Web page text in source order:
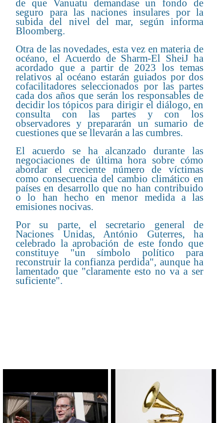
de que Vanuatu demandase un fondo de
seguro para las naciones insulares por la
subida del nivel del mar, según informa
Bloomberg.
Otra de las novedades, esta vez en materia de
océano, el Acuerdo de Sharm-El SheiJ ha
acordado que a partir de 2023 los temas
relativos al océano estarán guiados por dos
cofacilitadores seleccionados por las partes
cada dos años que serán los responsables de
decidir los tópicos para dirigir el diálogo, en
consulta con las partes y con los
observadores y prepararán un sumario de
cuestiones que se llevarán a las cumbres.
El acuerdo se ha alcanzado durante las
negociaciones de última hora sobre cómo
abordar el creciente número de víctimas
como consecuencia del cambio climático en
países en desarrollo que no han contribuido
o lo han hecho en menor medida a las
emisiones nocivas.
Por su parte, el secretario general de
Naciones Unidas, António Guterres, ha
celebrado la aprobación de este fondo que
constituye "un símbolo político para
reconstruir la confianza perdida", aunque ha
lamentado que "claramente esto no va a ser
suficiente".